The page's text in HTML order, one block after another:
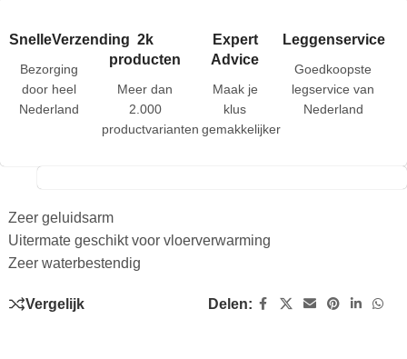
SnelleVerzending
Bezorging
door heel
Nederland
2k
producten
Meer dan
2.000
productvarianten
Expert
Advice
Maak je
klus
gemakkelijker
Leggenservice
Goedkoopste
legservice van
Nederland
Zeer geluidsarm
Uitermate geschikt voor vloerverwarming
Zeer waterbestendig
Vergelijk Delen: